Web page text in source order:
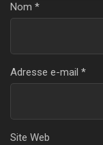
Nom *
Adresse e-mail *
Site Web